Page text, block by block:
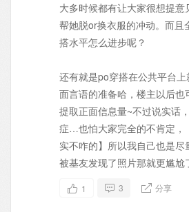
大多时候都有让大家很想提意
帮她脱or换衣服的冲动。而且
搭水平怎么进步呢？
还有就是po穿搭在公共平台
面言语的准备哈，楼主以后
提取正面信息量~不过说实话
症…也怕大家完全的不肯定，
实不咋的】所以我自己也是
被基友发现了照片那就更尴尬
1 3 分享